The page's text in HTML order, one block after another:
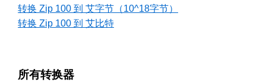
转换 Zip 100 到 艾字节（10^18字节）
转换 Zip 100 到 艾比特
所有转换器